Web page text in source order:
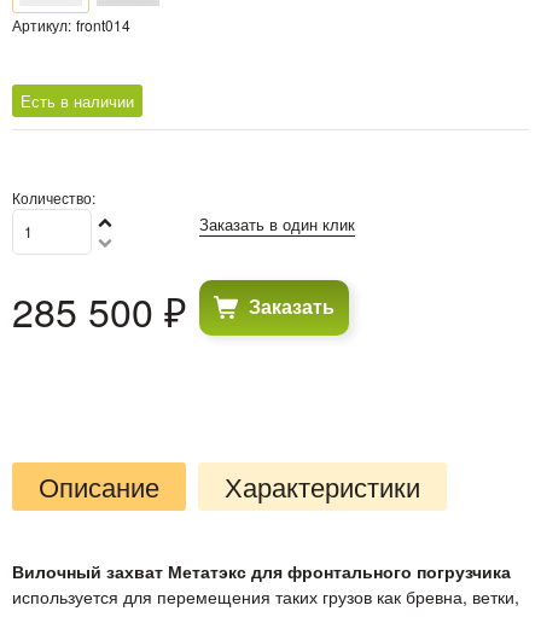
Артикул: front014
Есть в наличии
Количество:
285 500 ₽
Заказать в один клик
Заказать
Описание Характеристики
Вилочный захват Метатэкс для фронтального погрузчика
используется для перемещения таких грузов как бревна, ветки,